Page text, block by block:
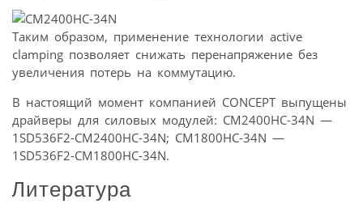
Таким образом, применение технологии active
clamping позволяет снижать перенапряжение без
увеличения потерь на коммутацию.
В настоящий момент компанией CONCEPT выпущены
драйверы для силовых модулей: CM2400HC-34N —
1SD536F2-CM2400HC-34N; CM1800HC-34N —
1SD536F2-CM1800HC-34N.
Литература